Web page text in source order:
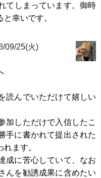
てしまっています。御時
幸いです。
09/25(火)
読んでいただけて嬉しい
加しただけで入信したこ
手に書かれて提出された
ます。
成に苦心していて、なお
んを勧誘成果に含めたい